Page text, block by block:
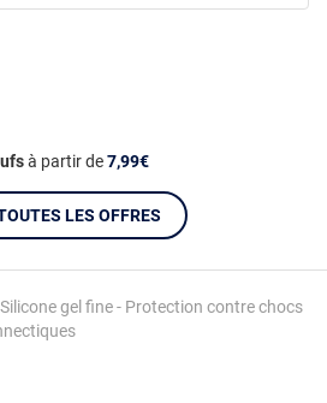
gel fine - Protection contre chocs
à partir de7,99€
LES OFFRES